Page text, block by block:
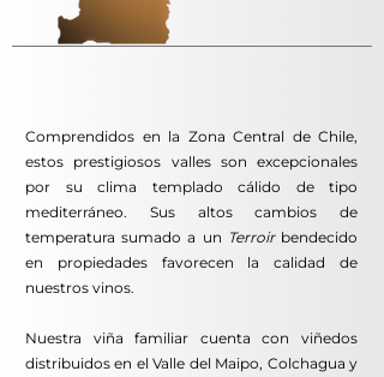
Comprendidos en la Zona Central de Chile,
estos prestigiosos valles son excepcionales
por su clima templado cálido de tipo
mediterráneo. Sus altos cambios de
temperatura sumado a un Terroir bendecido
en propiedades favorecen la calidad de
nuestros vinos.
Nuestra viña familiar cuenta con viñedos
distribuidos en el Valle del Maipo, Colchagua y